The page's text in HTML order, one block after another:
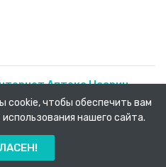
Аптека Насрин -
на дом!2026.
cookie, чтобы обеспечить вам
нашего сайта.